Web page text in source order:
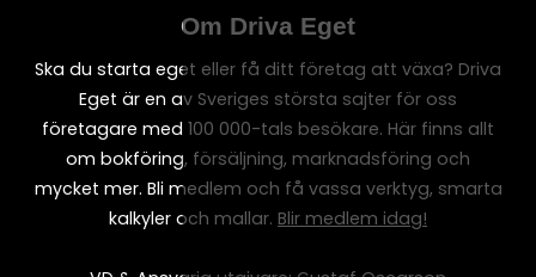
Om Driva Eget
Ska du starta eget eller få ditt företag att växa? Driva
Eget är en av Sveriges största sajter för oss
företagare med 100 000-tals besökare. Här finns allt
om bokföring, försäljning, marknadsföring och
mycket mer. Bli medlem och få vassa verktyg, smarta
kalkyler och mallar. Blir medlem idag!